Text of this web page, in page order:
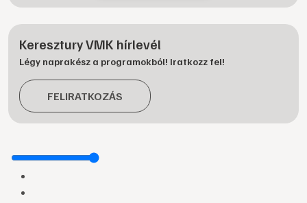
Keresztury VMK hírlevél
Légy naprakész a programokból! Iratkozz fel!
FELIRATKOZÁS